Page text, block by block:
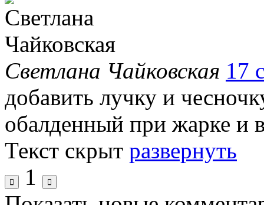
Светлана Чайковская 17
добавить лучку и
обалденный при жарке и
Текст скрыт развернуть
1